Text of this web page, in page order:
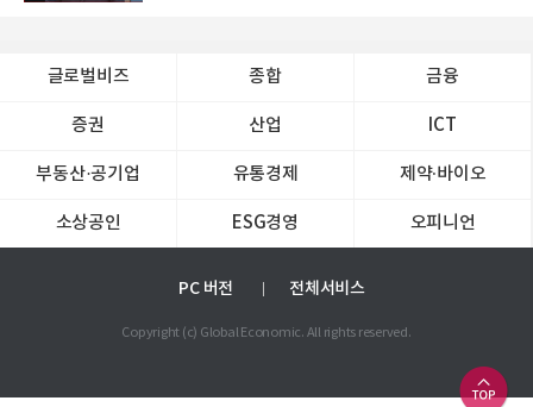
글로벌비즈 종합 금융
증권 산업 ICT
부동산·공기업 유통경제 제약∙바이오
소상공인 ESG경영 오피니언
PC 버전 전체서비스
Copyright (c) Global Economic. All rights reserved.